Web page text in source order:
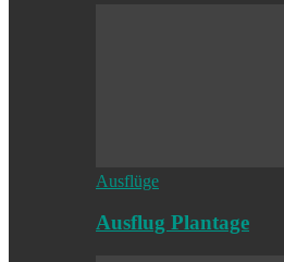
Ausflüge
Ausflug Plantage